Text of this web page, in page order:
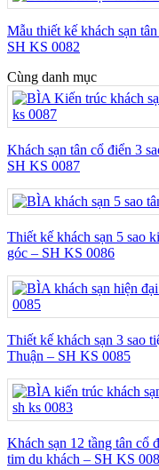
Mẫu thiết kế khách sạn
SH KS 0082
Cùng danh mục
Khách sạn tân cổ điển 3
SH KS 0087
Thiết kế khách sạn 5 sao
góc – SH KS 0086
Thiết kế khách sạn 3 sao
Thuận – SH KS 0085
Khách sạn 12 tầng tân cổ
tim du khách – SH KS